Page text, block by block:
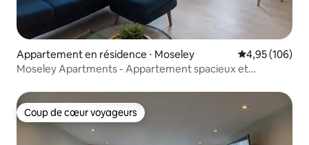
Appartement en résidence ⋅ Moseley Évaluation
4,95 (106)
Moseley Apartments - Appartement spacieux et
Coup de cœur voyageurs
Coup de cœur voyageurs